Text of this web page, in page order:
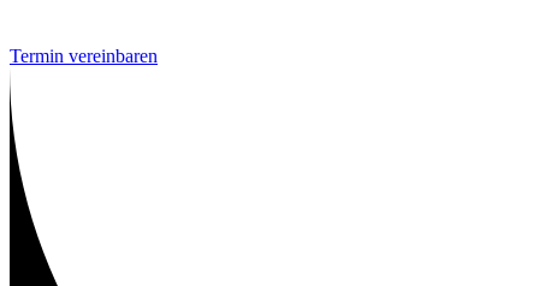
Termin vereinbaren